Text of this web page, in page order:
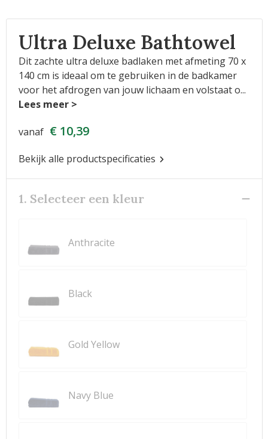
Ultra Deluxe Bathtowel
Dit zachte ultra deluxe badlaken met afmeting 70 x
140 cm is ideaal om te gebruiken in de badkamer
voor het afdrogen van jouw lichaam en volstaat o...
vanaf € 10,39
Bekijk alle productspecificaties
1. Selecteer een kleur
Anthracite
Black
Gold Yellow
Navy Blue